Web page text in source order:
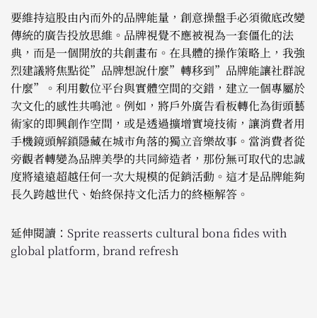
要維持這股由內而外的品牌能量，創意操盤手必須徹底改變
傳統的廣告投放思維。品牌視覺不應被視為一套僵化的法
典，而是一個開放的共創畫布。在具體的操作策略上，我強
烈建議將焦點從”品牌想說什麼”轉移到”品牌能讓社群說
什麼”。利用數位平台與實體空間的交錯，建立一個專屬於
次文化的感性共鳴池。例如，將戶外廣告看板轉化為街頭藝
術家的即興創作空間，或是透過擴增實境技術，讓消費者用
手機鏡頭解鎖隱藏在城市角落的獨立音樂故事。當消費者從
旁觀者轉變為品牌美學的共同締造者，那份無可取代的忠誠
度將遠遠超越任何一次大規模的促銷活動。這才是品牌能夠
長久跨越世代、始終保持文化活力的終極解答。
延伸閱讀： Sprite reasserts cultural bona fides with
global platform, brand refresh